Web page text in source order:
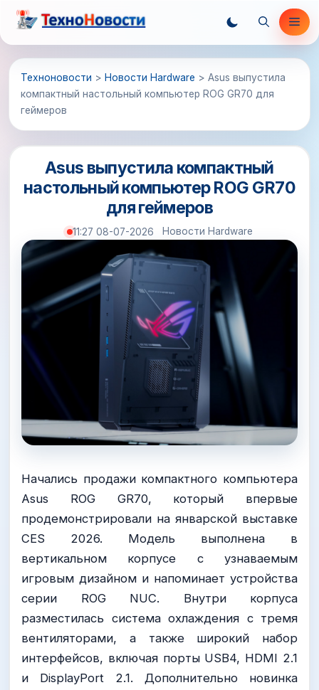
Перейти
содержимому
Техноновости > Новости Hardware > Asus выпустила
компактный настольный компьютер ROG GR70 для
геймеров
Asus выпустила компактный
настольный компьютер ROG GR70
для геймеров
11:27 08-07-2026 Новости Hardware
Начались продажи компактного компьютера
Asus ROG GR70, который впервые
продемонстрировали на январской выставке
CES 2026. Модель выполнена в
вертикальном корпусе с узнаваемым
игровым дизайном и напоминает устройства
серии ROG NUC. Внутри корпуса
разместилась система охлаждения с тремя
вентиляторами, а также широкий набор
интерфейсов, включая порты USB4, HDMI 2.1
и DisplayPort 2.1. Дополнительно новинка